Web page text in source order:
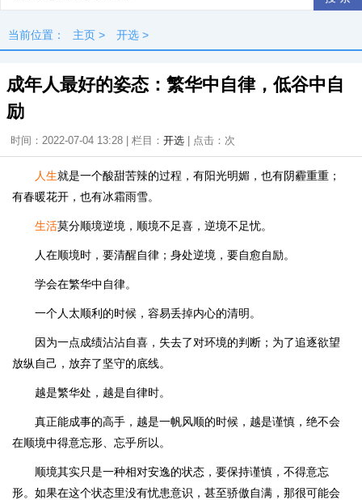
当前位置： 主页 > 开选 >
成年人最好的姿态：繁华中自律，低谷中自
励
时间：2022-07-04 13:28 | 栏目： 开选 | 点击： 次
人生就是一个酸甜苦辣的过程，有阳光明媚，也有阴霾重重；
有春暖花开，也有冰霜雨雪。
生活莫分顺境逆境，顺境不足喜，逆境不足忧。
人在顺境时，要清醒自律；身处逆境，要自愈自励。
学会在繁华中自律。
一个人太顺利的时候，容易丢掉内心的清明。
因为一点成绩沾沾自喜，失去了对环境的判断；为了追逐欲望
放纵自己，放弃了坚守的底线。
越是繁华处，越是自律时。
真正能成事的高手，越是一帆风顺的时候，越是谨慎，绝不会
在顺境中得意忘形、忘乎所以。
顺境其实只是一种相对安逸的状态，要保持谨慎，不得意忘
形。如果在这个状态里没有忧患意识，甚至骄傲自满，那很可能会